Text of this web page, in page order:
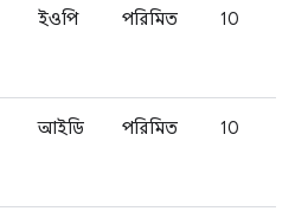
ইওপি পরিমিত 10
আইডি পরিমিত 10